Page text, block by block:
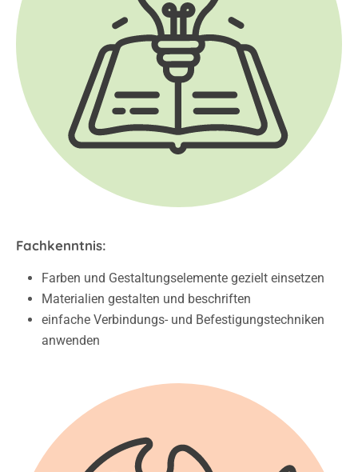
Farben und Gestaltungselemente gezielt einsetzen
Materialien gestalten und beschriften
einfache Verbindungs- und Befestigungstechniken
anwenden